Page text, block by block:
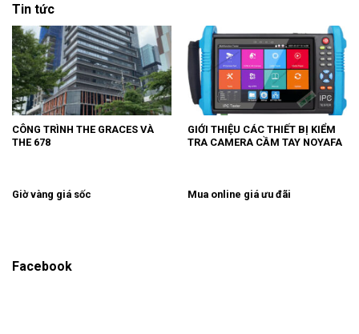
Tin tức
CÔNG TRÌNH THE GRACES VÀ
THE 678
GIỚI THIỆU CÁC THIẾT BỊ KIỂM
TRA CAMERA CẦM TAY NOYAFA
Giờ vàng giá sốc Mua online giá ưu đãi
Facebook